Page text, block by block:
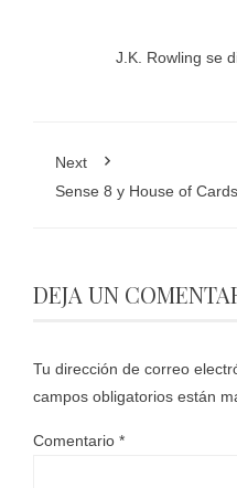
J.K. Rowling se
Next
Sense 8 y House of
DEJA UN
Tu dirección de correo
campos obligatorios están
Comentario *